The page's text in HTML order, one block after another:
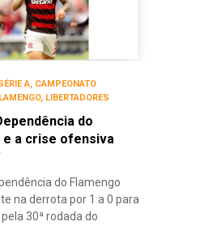
A, CAMPEONATO
, LIBERTADORES
do
e a crise ofensiva
do Flamengo
na derrota por 1 a 0 para
30ª rodada do